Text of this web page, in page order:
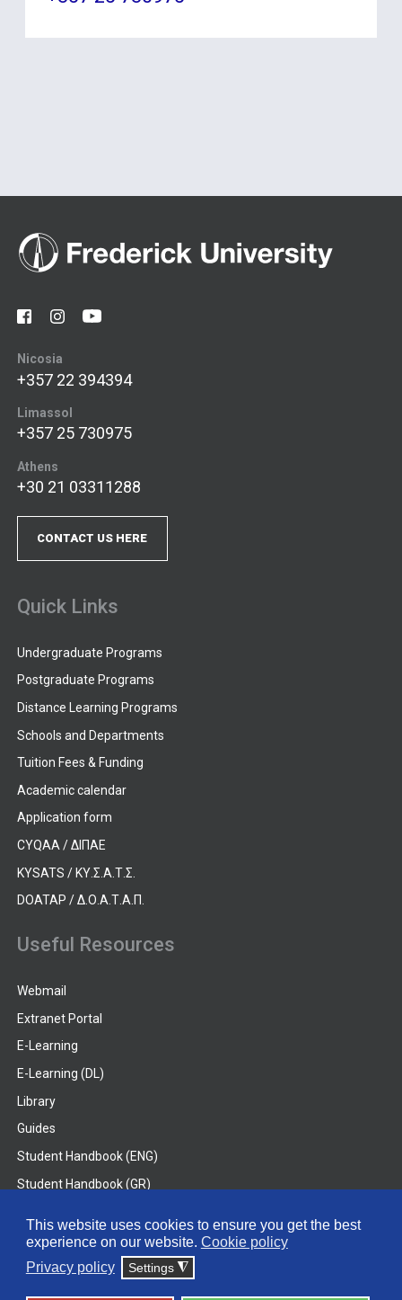
This website uses cookies to ensure you get the best
experience on our website. Cookie policy
Privacy policy
Settings ◮
Nicosia
+357 22 394394
Limassol
+357 25 730975
Athens
+30 21 03311288
CONTACT US HERE
Quick Links
Undergraduate Programs
Postgraduate Programs
Distance Learning Programs
Schools and Departments
Tuition Fees & Funding
Academic calendar
Application form
CYQAA / ΔΙΠΑΕ
KYSATS / ΚΥ.Σ.Α.Τ.Σ.
DOATAP / Δ.Ο.Α.Τ.Α.Π.
Useful Resources
Webmail
Extranet Portal
E-Learning
E-Learning (DL)
Library
Guides
Student Handbook (ENG)
Student Handbook (GR)
© 2026 Frederick University